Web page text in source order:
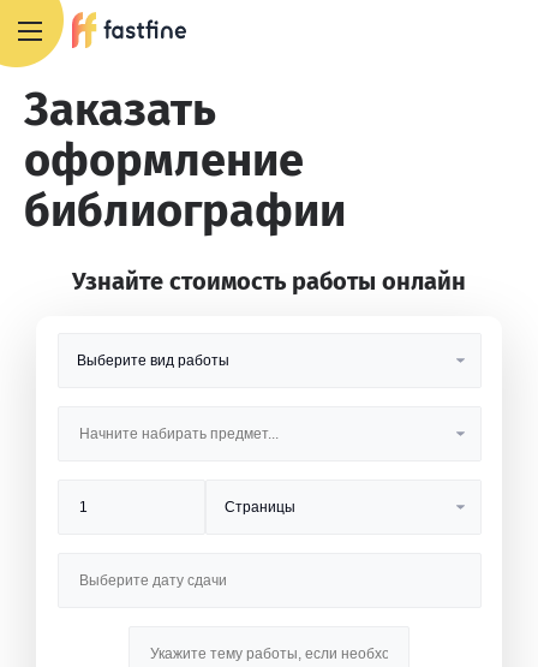
Заказать
оформление
библиографии
Узнайте стоимость работы онлайн